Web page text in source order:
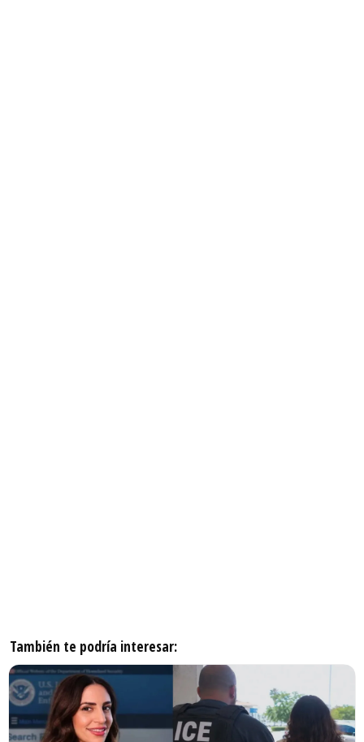
También te podría interesar: